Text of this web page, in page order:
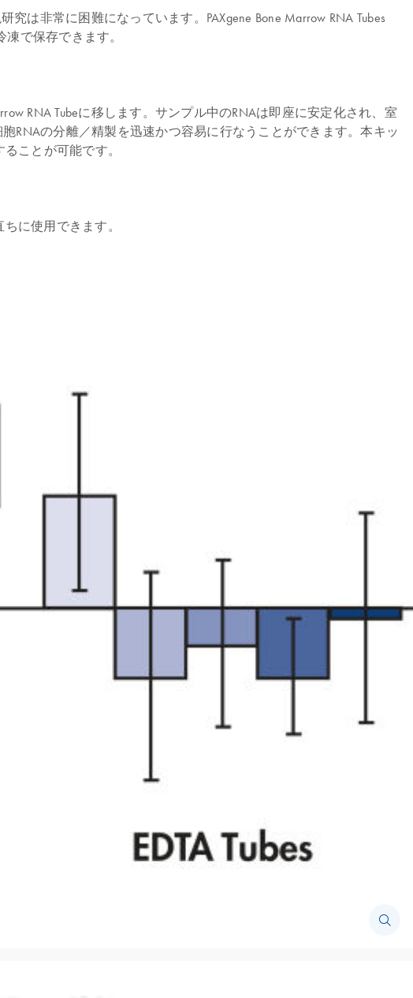
は非常に困難になっています。PAXgene Bone Marrow RNA Tubes
で保存できます。
RNA Tubeに移します。サンプル中のRNAは即座に安定化され、室
RNAの分離／精製を迅速かつ容易に行なうことができます。本キッ
ことが可能です。
に使用できます。